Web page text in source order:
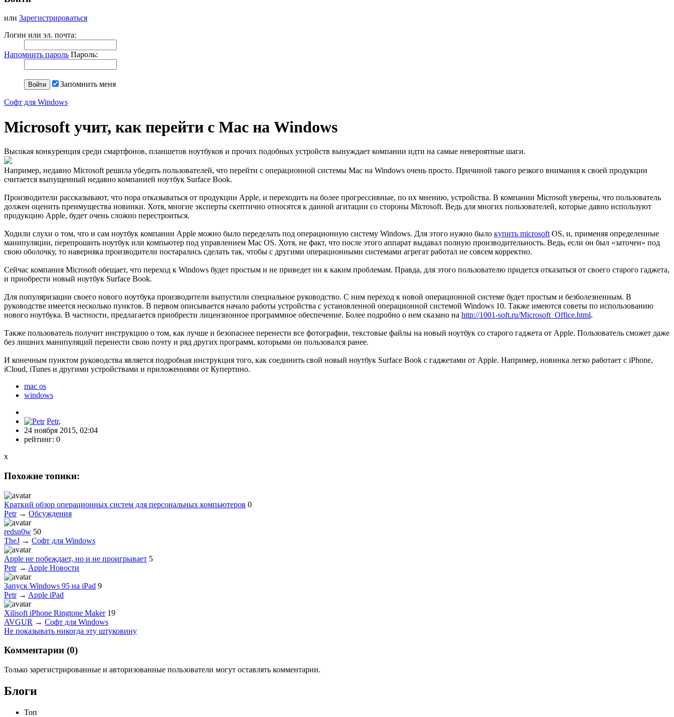
или Зарегистрироваться
Логин или эл. почта:
Напомнить пароль Пароль:
Запомнить меня
Софт для Windows
Microsoft учит, как перейти с Mac на Windows
Высокая конкуренция среди смартфонов, планшетов ноутбуков и прочих подобных устройств вынуждает компании идти на самые невероятные шаги.
Например, недавно Microsoft решила убедить пользователей, что перейти с операционной системы Mac на Windows очень просто. Причиной такого резкого внимания к своей продукции
считается выпущенный недавно компанией ноутбук Surface Book.
Производители рассказывают, что пора отказываться от продукции Apple, и переходить на более прогрессивные, по их мнению, устройства. В компании Microsoft уверены, что пользователь
должен оценить преимущества новинки. Хотя, многие эксперты скептично относятся к данной агитации со стороны Microsoft. Ведь для многих пользователей, которые давно используют
продукцию Apple, будет очень сложно перестроиться.
Ходили слухи о том, что и сам ноутбук компании Apple можно было переделать под операционную систему Windows. Для этого нужно было купить microsoft OS, и, применяя определенные
манипуляции, перепрошить ноутбук или компьютер под управлением Mac OS. Хотя, не факт, что после этого аппарат выдавал полную производительность. Ведь, если он был «заточен» под
свою оболочку, то наверняка производители постарались сделать так, чтобы с другими операционными системами агрегат работал не совсем корректно.
Сейчас компания Microsoft обещает, что переход к Windows будет простым и не приведет ни к каким проблемам. Правда, для этого пользователю придется отказаться от своего старого гаджета,
и приобрести новый ноутбук Surface Book.
Для популяризации своего нового ноутбука производители выпустили специальное руководство. С ним переход к новой операционной системе будет простым и безболезненным. В
руководстве имеется несколько пунктов. В первом описывается начало работы устройства с установленной операционной системой Windows 10. Также имеются советы по использованию
нового ноутбука. В частности, предлагается приобрести лицензионное программное обеспечение. Более подробно о нем сказано на http://1001-soft.ru/Microsoft_Office.html.
Также пользователь получит инструкцию о том, как лучше и безопаснее перенести все фотографии, текстовые файлы на новый ноутбук со старого гаджета от Apple. Пользователь сможет даже
без лишних манипуляций перенести свою почту и ряд других программ, которыми он пользовался ранее.
И конечным пунктом руководства является подробная инструкция того, как соединить свой новый ноутбук Surface Book с гаджетами от Apple. Например, новинка легко работает с iPhone,
iCloud, iTunes и другими устройствами и приложениями от Купертино.
mac os
windows
Petr,
24 ноября 2015, 02:04
рейтинг: 0
x
Похожие топики:
Краткий обзор операционных систем для персональных компьютеров 0
Petr→ Обсуждения
redsn0w 50
TheJ → Софт для Windows
Apple не побеждает, но и не проигрывает 5
Petr→ Apple Новости
Запуск Windows 95 на iPad 9
Petr→ Apple iPad
Xilisoft iPhone Ringtone Maker 19
AVGUR → Софт для Windows
Не показывать никогда эту штуковину
Комментарии (0)
Только зарегистрированные и авторизованные пользователи могут оставлять комментарии.
Блоги
Топ